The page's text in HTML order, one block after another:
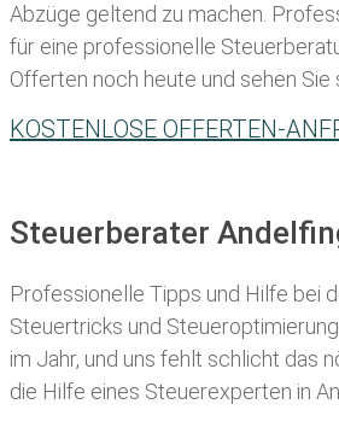
Abzüge geltend zu machen.
für eine professionelle
Offerten noch heute und sehen Sie
KOSTENLOSE OFFERTEN-
Steuerberater
Professionelle Tipps und Hilfe bei
Steuertricks und
im Jahr, und uns fehlt schlicht das
die Hilfe eines Steuerexperten in